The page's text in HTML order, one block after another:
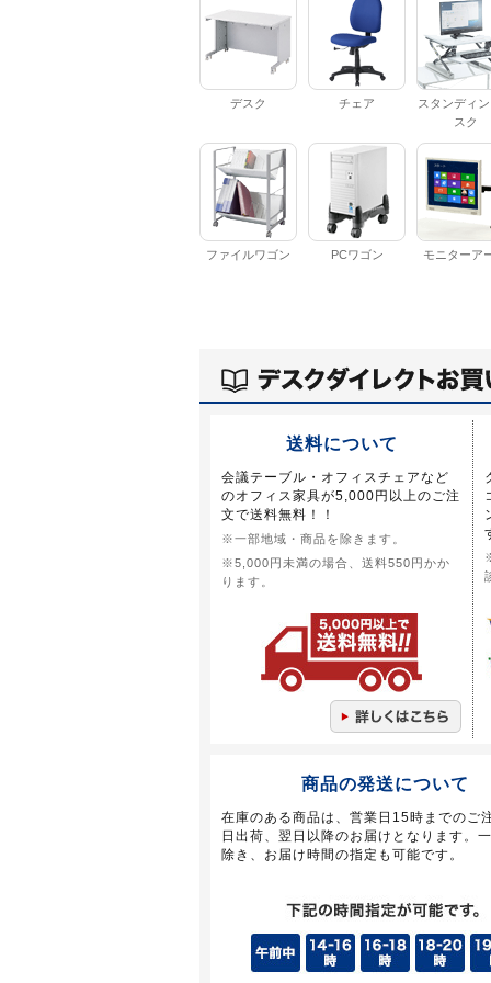
デスク チェア
スタンディ
スク
ファイルワゴン PCワゴン モニターア
送料について
会議テーブル・オフィスチェアなど
のオフィス家具が5,000円以上のご注
文で送料無料！！
※一部地域・商品を除きます。
※5,000円未満の場合、送料550円かか
ります。
商品の発送について
在庫のある商品は、営業日15時までのご
日出荷、翌日以降のお届けとなります。
除き、お届け時間の指定も可能です。